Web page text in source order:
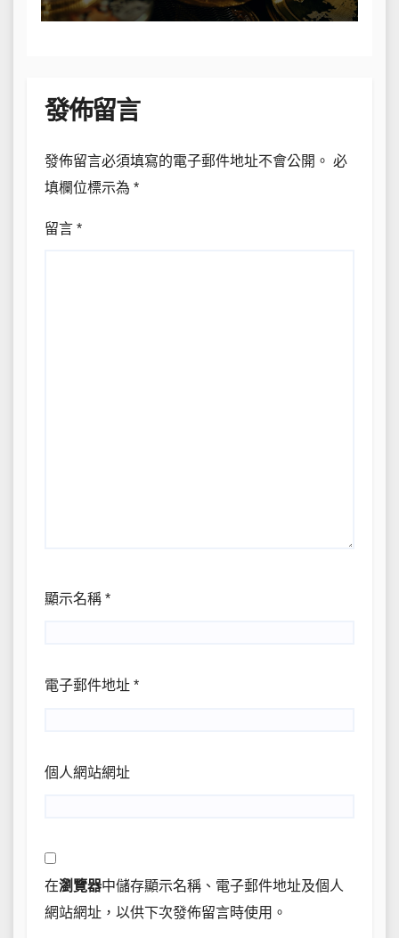
發佈留言
發佈留言必須填寫的電子郵件地址不會公開。 必
填欄位標示為 *
留言 *
顯示名稱 *
電子郵件地址 *
個人網站網址
在瀏覽器中儲存顯示名稱、電子郵件地址及個人
網站網址，以供下次發佈留言時使用。